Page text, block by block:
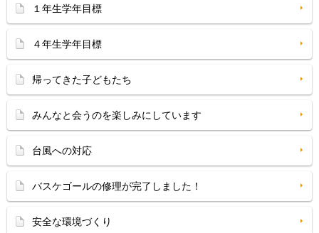
１年生学年目標
４年生学年目標
帰ってきた子どもたち
みんなと会うのを楽しみにしています
台風への対応
バスケゴールの修理が完了しました！
安全な環境づくり